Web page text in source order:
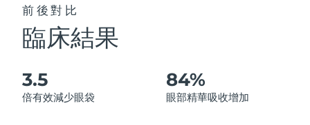
前後對比
臨床結果
3.5
倍有效減少眼袋
84%
眼部精華吸收增加
黎巴嫩
立陶宛
盧森堡 預計送達日期